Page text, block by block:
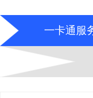
一卡通服